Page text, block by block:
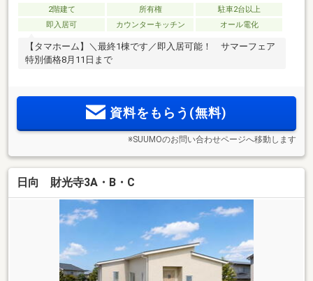
2階建て 所有権
駐車2台以上
即入居可
カウンターキッチン オール電化
【タマホーム】＼最終1棟です／即入居可能！ サマーフェア
特別価格8月11日まで
資料をもらう(無料)
※SUUMOのお問い合わせページへ移動します
日向 財光寺3A・B・C